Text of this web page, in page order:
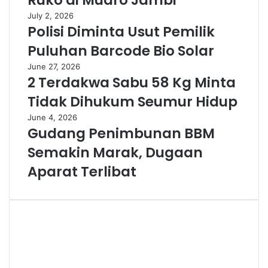
July 2, 2026
Polisi Diminta Usut Pemilik
Puluhan Barcode Bio Solar
June 27, 2026
2 Terdakwa Sabu 58 Kg Minta
Tidak Dihukum Seumur Hidup
June 4, 2026
Gudang Penimbunan BBM
Semakin Marak, Dugaan
Aparat Terlibat